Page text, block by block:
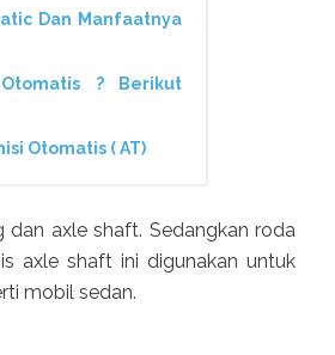
Dan Manfaatnya
? Berikut
Otomatis ( AT)
dan axle shaft. Sedangkan roda
axle shaft ini digunakan untuk
mobil sedan.